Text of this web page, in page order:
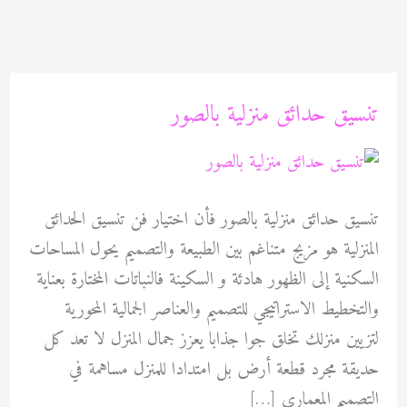
تنسيق حدائق منزلية بالصور
تنسيق حدائق منزلية بالصور فأن اختيار فن تنسيق الحدائق
المنزلية هو مزيج متناغم بين الطبيعة والتصميم يحول المساحات
السكنية إلى الظهور هادئة و السكينة فالنباتات المختارة بعناية
والتخطيط الاستراتيجي للتصميم والعناصر الجمالية المحورية
لتزيين منزلك تخلق جوا جذابا يعزز جمال المنزل لا تعد كل
حديقة مجرد قطعة أرض بل امتدادا للمنزل مساهمة في
التصميم المعماري […]